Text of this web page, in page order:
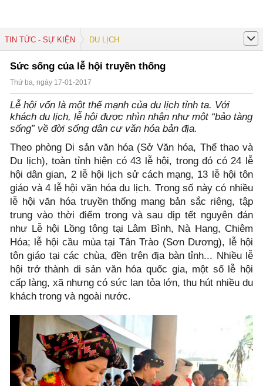
TIN TỨC - SỰ KIỆN DU LỊCH
Sức sống của lễ hội truyền thống
Thứ ba, ngày 17-01-2017
Lễ hội vốn là một thế mạnh của du lịch tỉnh ta. Với
khách du lịch, lễ hội được nhìn nhận như một “bảo tàng
sống” về đời sống dân cư văn hóa bản địa.
Theo phòng Di sản văn hóa (Sở Văn hóa, Thể thao và
Du lịch), toàn tỉnh hiện có 43 lễ hội, trong đó có 24 lễ
hội dân gian, 2 lễ hội lịch sử cách mạng, 13 lễ hội tôn
giáo và 4 lễ hội văn hóa du lịch. Trong số này có nhiều
lễ hội văn hóa truyền thống mang bản sắc riêng, tập
trung vào thời điểm trong và sau dịp tết nguyên đán
như Lễ hội Lồng tông tại Lâm Bình, Nà Hang, Chiêm
Hóa; lễ hội cầu mùa tại Tân Trào (Sơn Dương), lễ hội
tôn giáo tại các chùa, đền trên địa bàn tỉnh... Nhiều lễ
hội trở thành di sản văn hóa quốc gia, một số lễ hội
cấp làng, xã nhưng có sức lan tỏa lớn, thu hút nhiều du
khách trong và ngoài nước.